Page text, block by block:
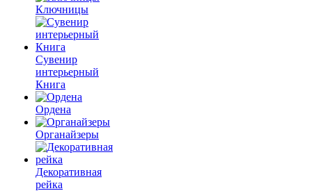
Ключницы
Сувенир
интерьерный
Книга
Ордена
Органайзеры
Декоративная
рейка